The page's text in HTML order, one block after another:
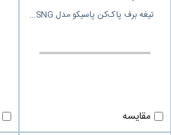
تیغه برف پاک‌کن پاسیکو مدل SNG
مقایسه